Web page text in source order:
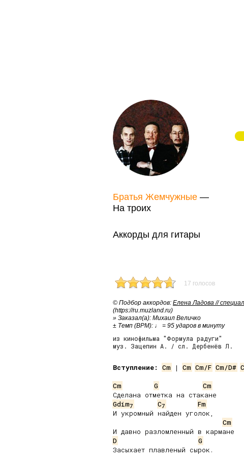
Братья Жемчужные —
На троих
Аккорды для гитары
17 голосов
© Подбор аккордов: Елена Ладова //
(https://ru.muzland.ru)
» Заказал(а): Михаил Величко
± Темп (BPM): ♩ = 95 ударов в минуту
из кинофильма "Формула радуги"
муз. Зацепин А. / сл. Дербенёв Л.
Вступление: Cm | Cm Cm/F Cm/D#
Cm
G
Cm
Gdim7 C7
Fm
И укромный найден уголок,
Cm
D
G
Засыхает плавленый сырок.